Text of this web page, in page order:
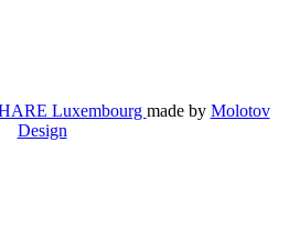
Luxembourg made by Molotov
Design